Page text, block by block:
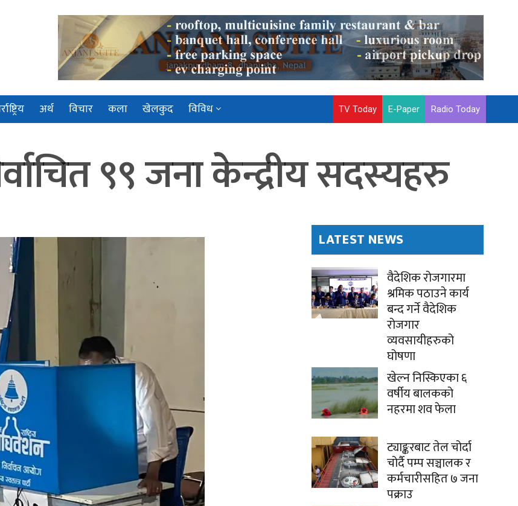
अर्थ विचार कला खेलकुद विविध TV Today E-Paper Radio Today
९९ जना केन्द्रीय सदस्यहरु
LATEST NEWS
वैदेशिक रोजगारमा
श्रमिक पठाउने कार्य
बन्द गर्ने वैदेशिक
रोजगार
व्यवसायीहरुको
घोषणा
खेल्न निस्किएका ६
वर्षीय बालकको
नहरमा शव फेला
ट्याङ्करबाट तेल चोर्दा
चोर्दै पम्प सञ्चालक र
कर्मचारीसहित ७ जना
पक्राउ